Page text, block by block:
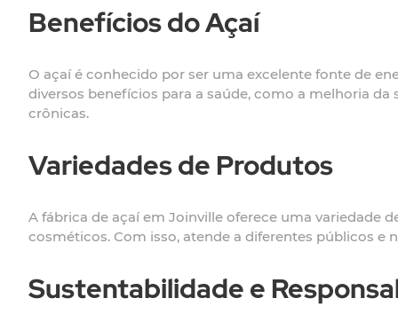
Benefícios do Açaí
O açaí é conhecido por ser uma excelente fonte de
diversos benefícios para a saúde, como a melhoria
crônicas.
Variedades de Produtos
A fábrica de açaí em Joinville oferece uma variedade
cosméticos. Com isso, atende a diferentes públicos e
Sustentabilidade e